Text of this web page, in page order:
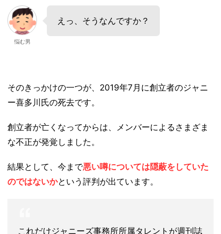
悩む男
えっ、そうなんですか？
そのきっかけの一つが、2019年7月に創立者のジャニ
ー喜多川氏の死去です。
創立者が亡くなってからは、メンバーによるさまざま
な不正が発覚しました。
結果として、今まで悪い噂については隠蔽をしていた
のではないかという評判が出ています。
これだけジャニーズ事務所所属タレントが週刊誌